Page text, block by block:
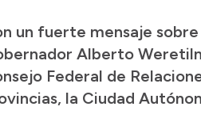
un fuerte mensaje
Alberto
Federal de
la Ciudad